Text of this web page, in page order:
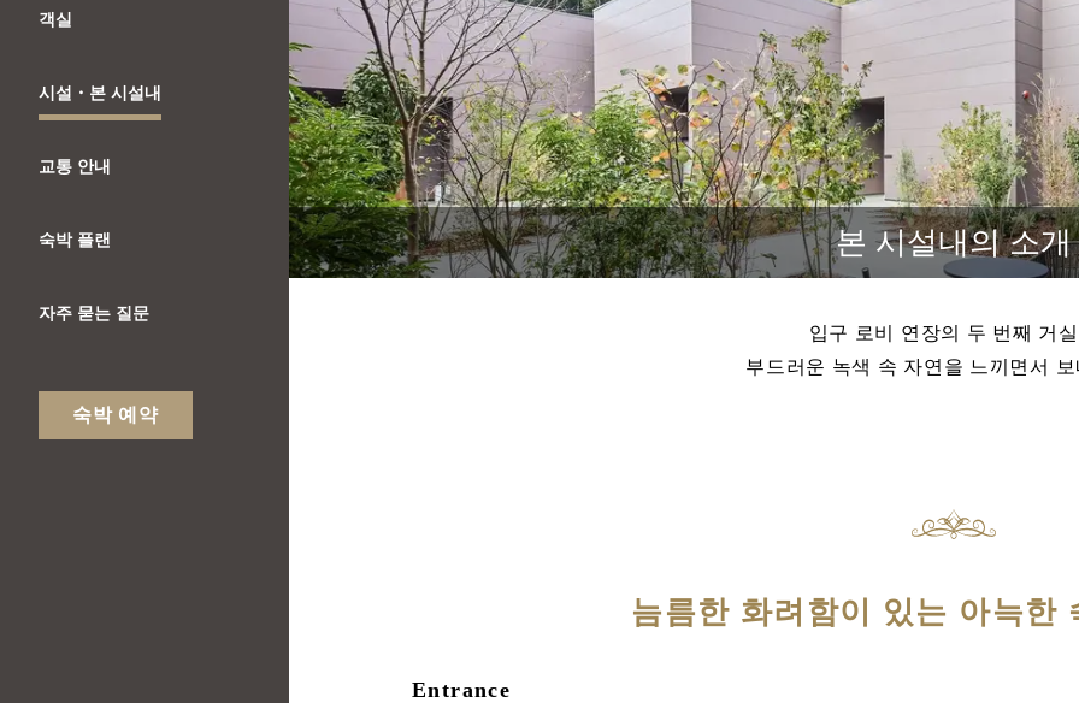
객실
시설・본 시설내
교통 안내
숙박 플랜
자주 묻는 질문
숙박 예약
본 시설내의 소개
입구 로비 연장의 두 번째 거
부드러운 녹색 속 자연을 느끼면서
늠름한 화려함이 있는 아늑한
Entrance